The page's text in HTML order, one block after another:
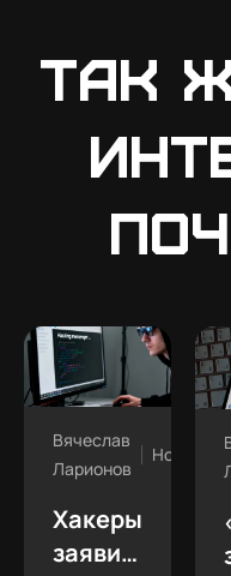
Так
Вячеслав
Ларионов
Новости
Хакеры
заявили